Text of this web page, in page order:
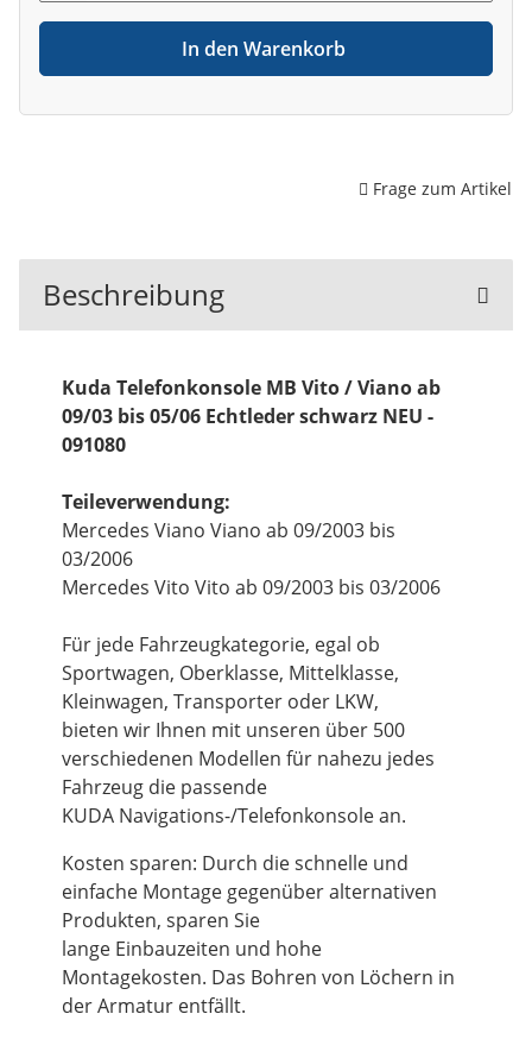
In den Warenkorb
Frage zum Artikel
Beschreibung
Kuda Telefonkonsole MB Vito / Viano ab
09/03 bis 05/06 Echtleder schwarz NEU -
091080
Teileverwendung:
Mercedes Viano Viano ab 09/2003 bis
03/2006
Mercedes Vito Vito ab 09/2003 bis 03/2006
Für jede Fahrzeugkategorie, egal ob
Sportwagen, Oberklasse, Mittelklasse,
Kleinwagen, Transporter oder LKW,
bieten wir Ihnen mit unseren über 500
verschiedenen Modellen für nahezu jedes
Fahrzeug die passende
KUDA Navigations-/Telefonkonsole an.
Kosten sparen: Durch die schnelle und
einfache Montage gegenüber alternativen
Produkten, sparen Sie
lange Einbauzeiten und hohe
Montagekosten. Das Bohren von Löchern in
der Armatur entfällt.